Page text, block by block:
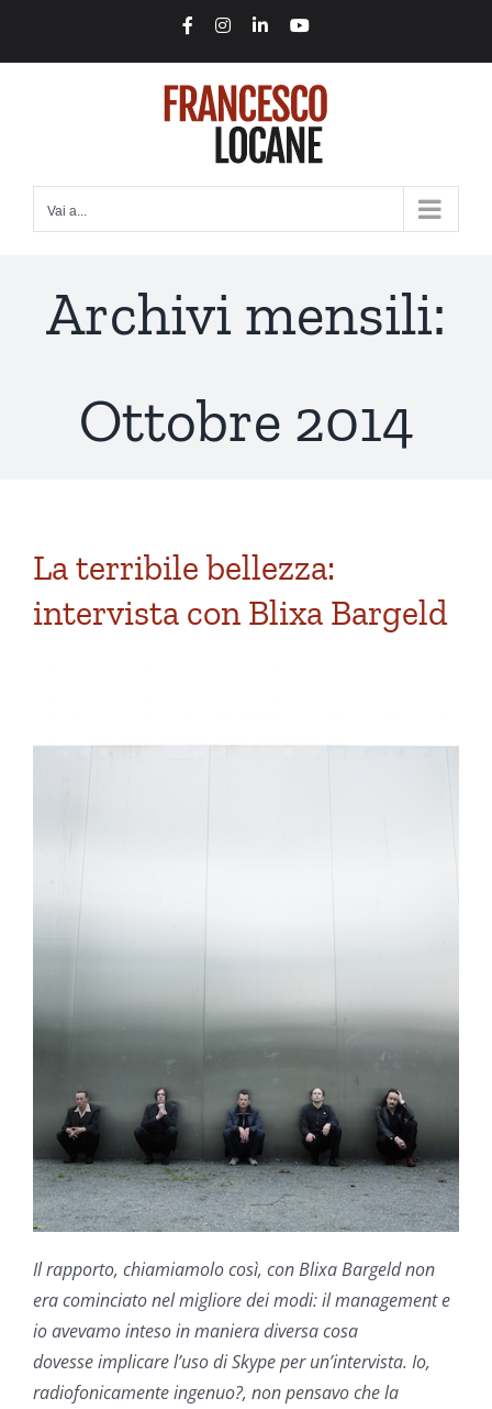
FacebookInstagram
LinkedInYouTube
Vai a...
Archivi mensili:
Ottobre 2014
La terribile bellezza:
intervista con Blixa Bargeld
Il rapporto, chiamiamolo così, con Blixa Bargeld non
era cominciato nel migliore dei modi: il management e
io avevamo inteso in maniera diversa cosa
dovesse implicare l’uso di Skype per un’intervista. Io,
radiofonicamente ingenuo?, non pensavo che la